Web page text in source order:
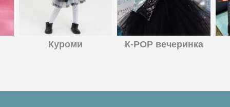
Куроми К-POP вечеринка